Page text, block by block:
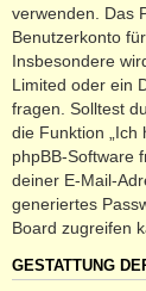
verwenden. Das
Benutzerkonto
Insbesondere
Limited oder ein
fragen. Solltest
die Funktion „Ich
phpBB-Software
deiner E-Mail-
generiertes
Board zugreifen
GESTATTUNG